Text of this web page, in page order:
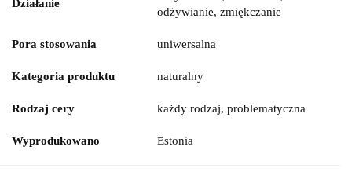
Działanie
odżywianie, zmiękczanie
Pora stosowania uniwersalna
Kategoria produktu naturalny
Rodzaj cery każdy rodzaj, problematyczna
Wyprodukowano Estonia